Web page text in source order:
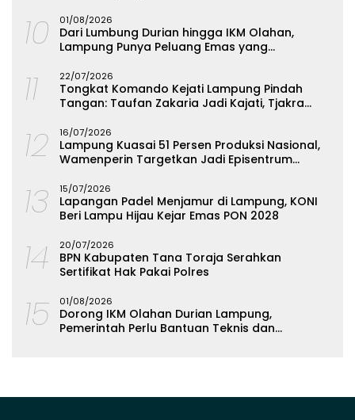
10 01/08/2026
Dari Lumbung Durian hingga IKM Olahan,
Lampung Punya Peluang Emas yang
11 22/07/2026
Tongkat Komando Kejati Lampung Pindah
Tangan: Taufan Zakaria Jadi Kajati, Tjakra
12 16/07/2026
Lampung Kuasai 51 Persen Produksi Nasional,
Wamenperin Targetkan Jadi Episentrum
13 15/07/2026
Lapangan Padel Menjamur di Lampung, KONI
Beri Lampu Hijau Kejar Emas PON 2028
14 20/07/2026
BPN Kabupaten Tana Toraja Serahkan
Sertifikat Hak Pakai Polres
15 01/08/2026
Dorong IKM Olahan Durian Lampung,
Pemerintah Perlu Bantuan Teknis dan